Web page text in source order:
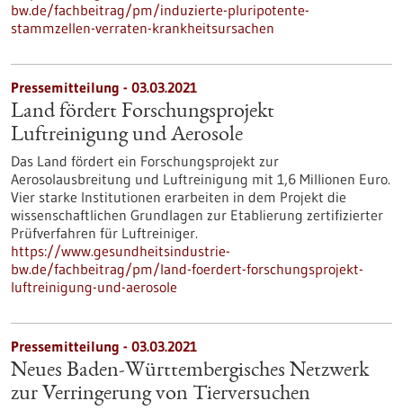
bw.de/fachbeitrag/pm/induzierte-pluripotente-
stammzellen-verraten-krankheitsursachen
Pressemitteilung - 03.03.2021
Land fördert Forschungsprojekt
Luftreinigung und Aerosole
Das Land fördert ein Forschungsprojekt zur
Aerosolausbreitung und Luftreinigung mit 1,6 Millionen Euro.
Vier starke Institutionen erarbeiten in dem Projekt die
wissenschaftlichen Grundlagen zur Etablierung zertifizierter
Prüfverfahren für Luftreiniger.
https://www.gesundheitsindustrie-
bw.de/fachbeitrag/pm/land-foerdert-forschungsprojekt-
luftreinigung-und-aerosole
Pressemitteilung - 03.03.2021
Neues Baden-Württembergisches Netzwerk
zur Verringerung von Tierversuchen